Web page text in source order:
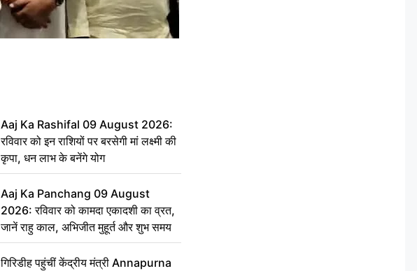
Aaj Ka Rashifal 09 August 2026:
रविवार को इन राशियों पर बरसेगी मां लक्ष्मी की
कृपा, धन लाभ के बनेंगे योग
Aaj Ka Panchang 09 August
2026: रविवार को कामदा एकादशी का व्रत,
जानें राहु काल, अभिजीत मुहूर्त और शुभ समय
गिरिडीह पहुंचीं केंद्रीय मंत्री Annapurna